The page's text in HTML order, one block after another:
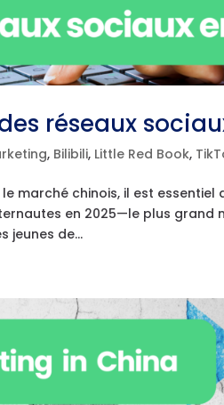
réseaux
, Bilibili, Little Red Book,
marché chinois, il est
en 2025—le plus
jeunes de...